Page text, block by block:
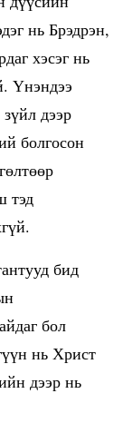
нь Брэдрэн,
хэсэг нь
Үнэндээ
дээр
болгосон
тэд
бид
бол
нь Христ
дээр нь